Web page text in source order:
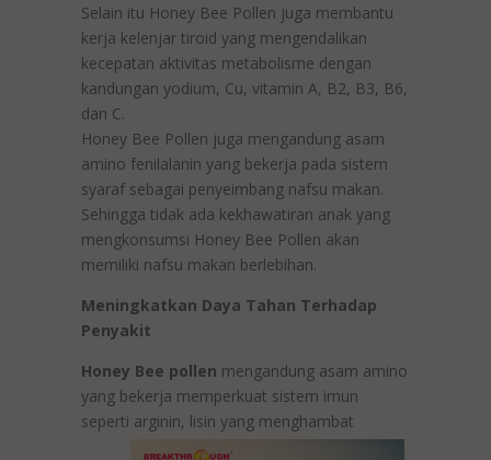
Selain itu Honey Bee Pollen juga membantu
kerja kelenjar tiroid yang mengendalikan
kecepatan aktivitas metabolisme dengan
kandungan yodium, Cu, vitamin A, B2, B3, B6,
dan C.
Honey Bee Pollen juga mengandung asam
amino fenilalanin yang bekerja pada sistem
syaraf sebagai penyeimbang nafsu makan.
Sehingga tidak ada kekhawatiran anak yang
mengkonsumsi Honey Bee Pollen akan
memiliki nafsu makan berlebihan.
Meningkatkan Daya Tahan Terhadap
Penyakit
Honey Bee pollen mengandung asam amino
yang bekerja memperkuat sistem imun
seperti arginin, lisin yang menghambat